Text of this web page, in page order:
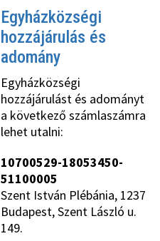
Egyházközségi
hozzájárulás és
adomány
Egyházközségi
hozzájárulást és adományt
a következő számlaszámra
lehet utalni:
10700529-18053450-
51100005
Szent István Plébánia, 1237
Budapest, Szent László u.
149.